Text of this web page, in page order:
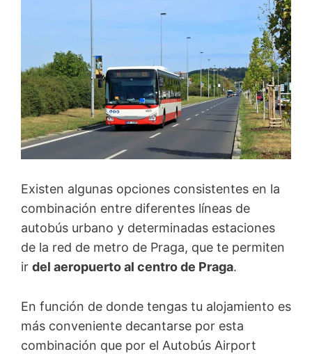
Existen algunas opciones consistentes en la
combinación entre diferentes líneas de
autobús urbano y determinadas estaciones
de la red de metro de Praga, que te permiten
ir del aeropuerto al centro de Praga.
En función de donde tengas tu alojamiento es
más conveniente decantarse por esta
combinación que por el Autobús Airport